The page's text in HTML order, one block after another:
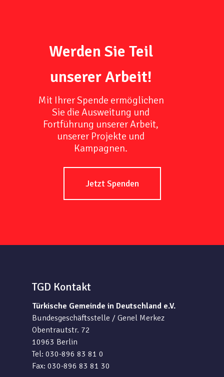
Werden Sie Teil
unserer Arbeit!
Mit Ihrer Spende ermöglichen
Sie die Ausweitung und
Fortführung unserer Arbeit,
unserer Projekte und
Kampagnen.
Jetzt Spenden
TGD Kontakt
Türkische Gemeinde in Deutschland e.V.
Bundesgeschäftsstelle / Genel Merkez
Obentrautstr. 72
10963 Berlin
Tel: 030-896 83 81 0
Fax: 030-896 83 81 30